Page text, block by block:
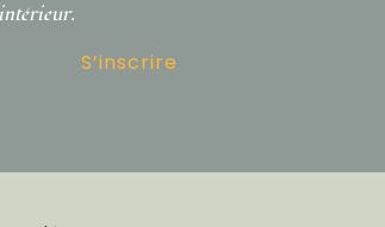
S’inscrire